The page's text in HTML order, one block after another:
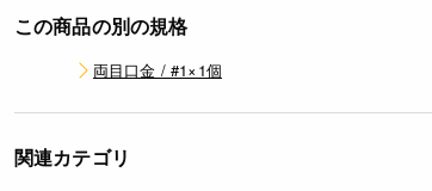
この商品の別の規格
両目口金 / #1×1個
関連カテゴリ